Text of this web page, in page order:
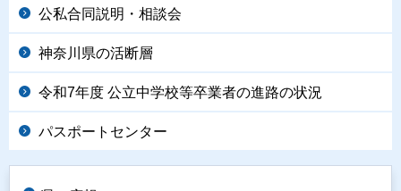
公私合同説明・相談会
神奈川県の活断層
令和7年度 公立中学校等卒業者の進路の状況
パスポートセンター